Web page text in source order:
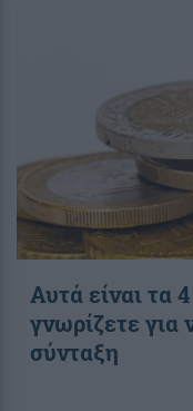
Αυτά είναι τα
γνωρίζετε για
σύνταξη